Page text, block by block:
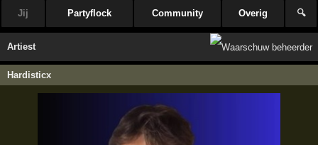
Jij Partyflock Community Overig 🔍
Artiest
Hardisticx